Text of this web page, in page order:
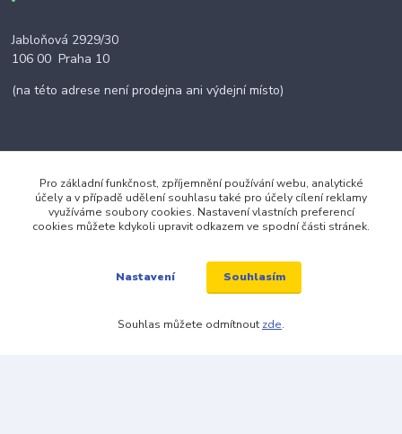
Jabloňová 2929/30
106 00 Praha 10
(na této adrese není prodejna ani výdejní místo)
Kontakty
objednavky@zavazuj.cz
Pro základní funkčnost, zpříjemnění používání webu, analytické
účely a v případě udělení souhlasu také pro účely cílení reklamy
využíváme soubory cookies. Nastavení vlastních preferencí
cookies můžete kdykoli upravit odkazem ve spodní části stránek.
Nastavení Souhlasím
Souhlas můžete odmítnout zde.